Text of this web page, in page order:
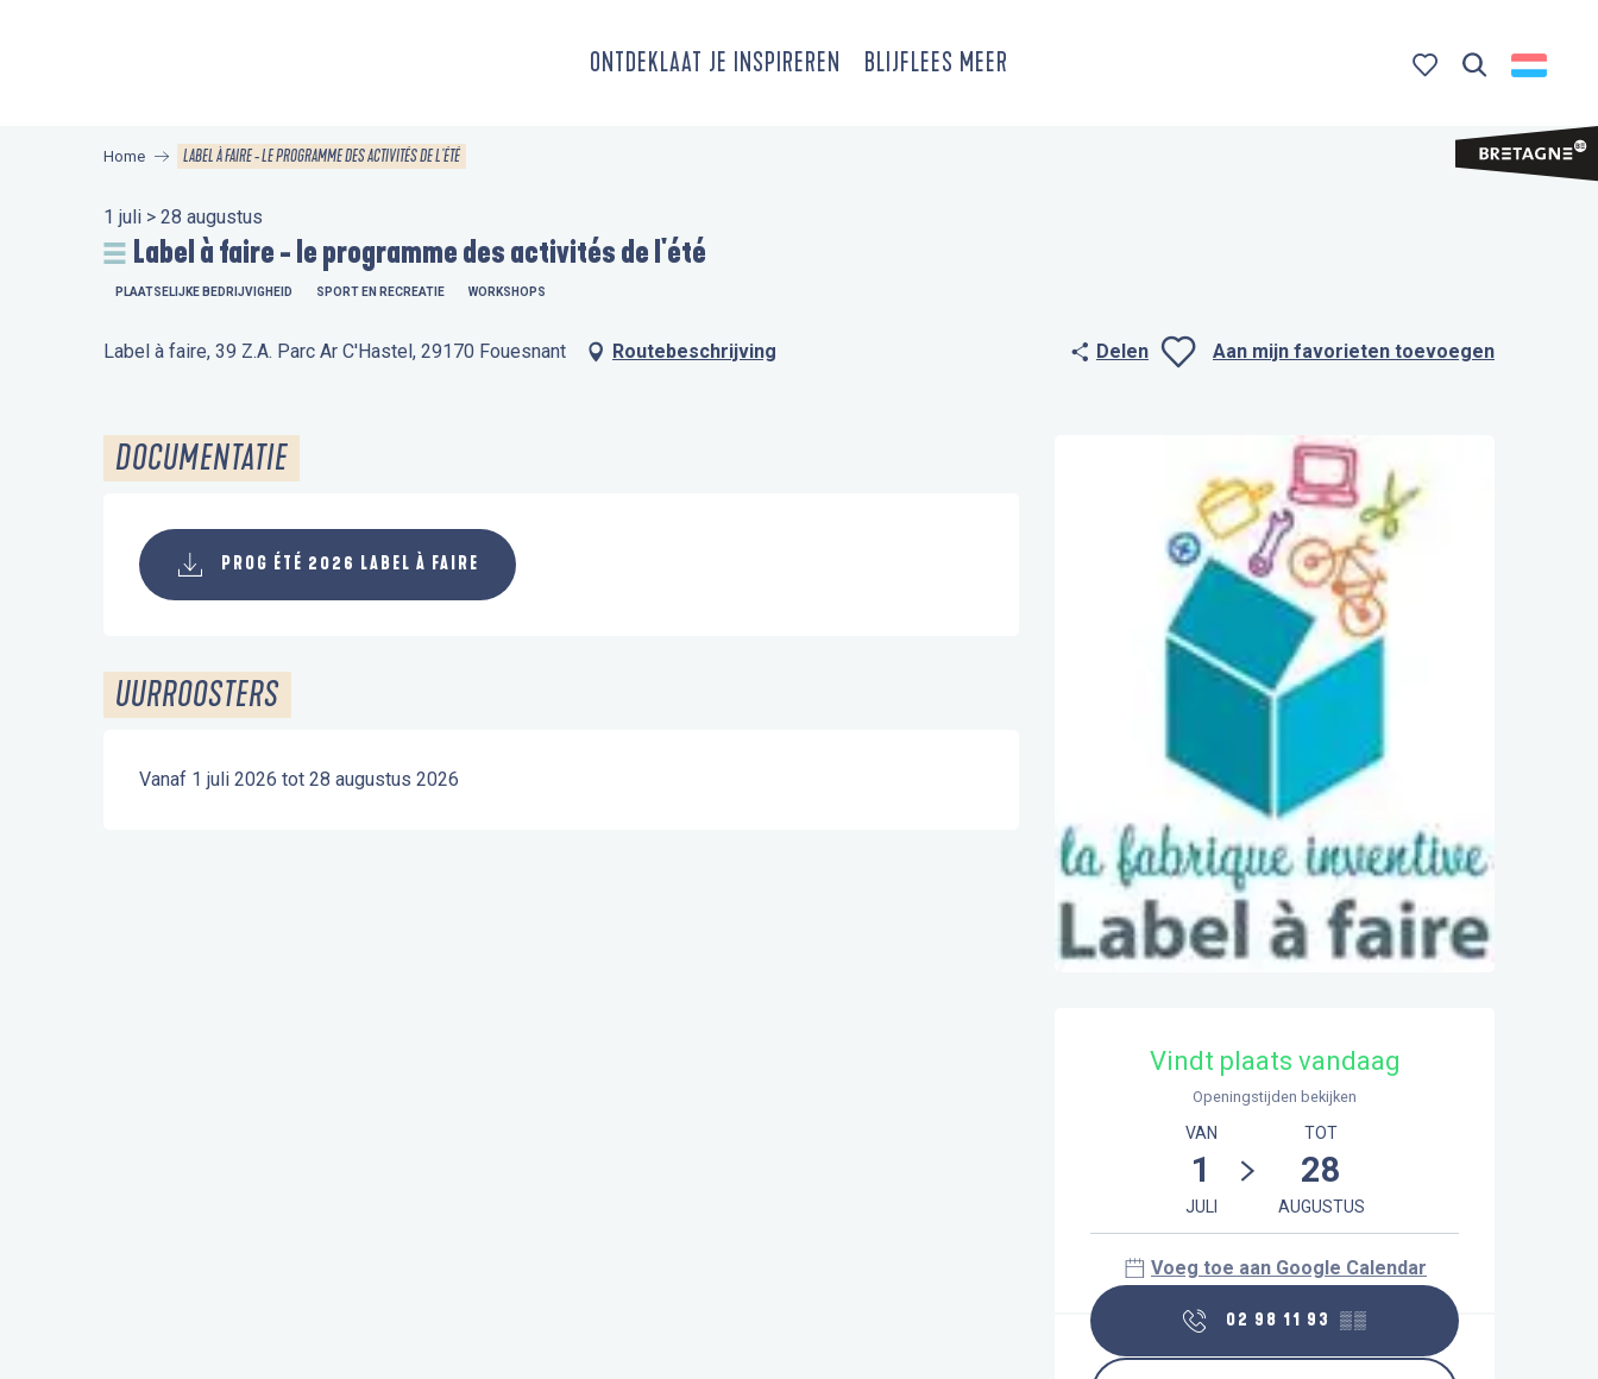
ONTDEKLAAT JE INSPIREREN BLIJFLEES MEER
Home LABEL À FAIRE - LE PROGRAMME DES ACTIVITÉS DE L'ÉTÉ
1 juli > 28 augustus
Label à faire - le programme des activités de l'été
PLAATSELIJKE BEDRIJVIGHEID SPORT EN RECREATIE WORKSHOPS
Label à faire, 39 Z.A. Parc Ar C'Hastel, 29170 Fouesnant Routebeschrijving Delen Aan mijn favorieten toevoegen
Vindt plaats vandaag
Openingstijden bekijken
VAN
1
JULI
TOT
28
AUGUSTUS
Voeg toe aan Google Calendar
02 98 11 93 ▒▒
DOCUMENTATIE
PROG ÉTÉ 2026 LABEL À FAIRE
UURROOSTERS
Vanaf 1 juli 2026 tot 28 augustus 2026